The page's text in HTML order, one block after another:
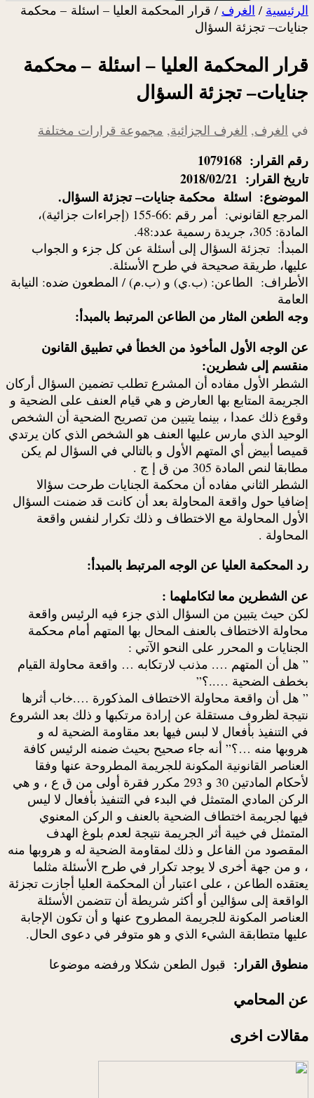
الرئيسية / الغرف / قرار المحكمة العليا – اسئلة – محكمة
جنايات– تجزئة السؤال
قرار المحكمة العليا – اسئلة – محكمة
جنايات– تجزئة السؤال
في الغرف, الغرف الجزائية, مجموعة قرارات مختلفة
رقم القرار: 1079168
تاريخ القرار: 2018/02/21
الموضوع: اسئلة محكمة جنايات– تجزئة السؤال.
المرجع القانوني:
أمر رقم :66-155 (إجراءات جزائية)،
المادة: 305، جريدة رسمية عدد:48.
المبدأ: تجزئة السؤال إلى أسئلة عن كل جزء و الجواب
عليها، طريقة صحيحة في طرح الأسئلة.
الأطراف: الطاعن: (ب.ي) و (ب.م) / المطعون ضده: النيابة
العامة
وجه الطعن المثار من الطاعن المرتبط بالمبدأ:
عن الوجه الأول المأخوذ من الخطأ في تطبيق القانون
منقسم إلى شطرين:
الشطر الأول مفاده أن المشرع تطلب تضمين السؤال أركان
الجريمة المتابع بها العارض و هي قيام العنف على الضحية و
وقوع ذلك عمدا ، بينما يتبين من تصريح الضحية أن الشخص
الوحيد الذي مارس عليها العنف هو الشخص الذي كان يرتدي
قميصا أبيض أي المتهم الأول و بالتالي في السؤال لم يكن
مطابقا لنص المادة 305 من ق إ ج .
الشطر الثاني مفاده أن محكمة الجنايات طرحت سؤالا
إضافيا حول واقعة المحاولة بعد أن كانت قد ضمنت السؤال
الأول المحاولة مع الاختطاف و ذلك تكرار لنفس واقعة
المحاولة .
رد المحكمة العليا عن الوجه المرتبط بالمبدأ:
عن الشطرين معا لتكاملهما :
لكن حيث يتبين من السؤال الذي جزء فيه الرئيس واقعة
محاولة الاختطاف بالعنف المحال بها المتهم أمام محكمة
الجنايات و المحرر على النحو الآتي :
” هل أن المتهم …. مذنب لارتكابه … واقعة محاولة القيام
بخطف الضحية …..؟”
” هل أن واقعة محاولة الاختطاف المذكورة ….خاب أثرها
نتيجة لظروف مستقلة عن إرادة مرتكبها و ذلك بعد الشروع
في التنفيذ بأفعال لا لبس فيها بعد مقاومة الضحية له و
هروبها منه …؟” أنه جاء صحيح بحيث ضمنه الرئيس كافة
العناصر القانونية المكونة للجريمة المطروحة عنها وفقا
لأحكام المادتين 30 و 293 مكرر فقرة أولى من ق ع ، و هي
الركن المادي المتمثل في البدء في التنفيذ بأفعال لا ليس
فيها لجريمة اختطاف الضحية بالعنف و الركن المعنوي
المتمثل في خيبة أثر الجريمة نتيجة لعدم بلوغ الهدف
المقصود من الفاعل و ذلك لمقاومة الضحية له و هروبها منه
، و من جهة أخرى لا يوجد تكرار في طرح الأسئلة مثلما
يعتقده الطاعن ، على اعتبار أن المحكمة العليا أجازت تجزئة
الواقعة إلى سؤالين أو أكثر شريطة أن تتضمن الأسئلة
العناصر المكونة للجريمة المطروح عنها و أن تكون الإجابة
عليها متطابقة الشيء الذي و هو متوفر في دعوى الحال.
منطوق القرار: قبول الطعن شكلا ورفضه موضوعا
عن المحامي
مقالات اخرى